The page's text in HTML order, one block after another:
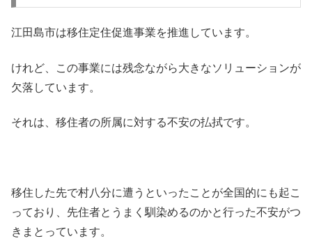
江田島市は移住定住促進事業を推進しています。
けれど、この事業には残念ながら大きなソリューションが
欠落しています。
それは、移住者の所属に対する不安の払拭です。
移住した先で村八分に遭うといったことが全国的にも起こ
っており、先住者とうまく馴染めるのかと行った不安がつ
きまとっています。